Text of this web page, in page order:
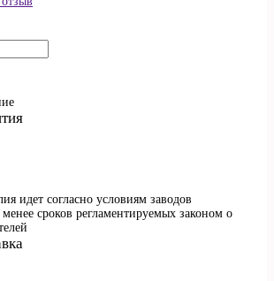
идет согласно условиям заводов
сроков регламентируемых законом о